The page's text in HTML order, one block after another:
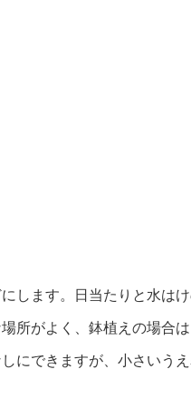
ます。日当たりと水は
がよく、鉢植えの場合
できますが、小さいう